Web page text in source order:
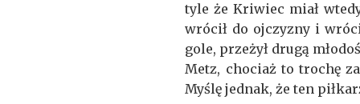
tyle że Kriwiec miał
wrócił do ojczyzny i
gole, przeżył drugą
Metz, chociaż to trochę
Myślę jednak, że ten